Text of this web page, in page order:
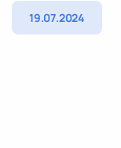
19.07.2024